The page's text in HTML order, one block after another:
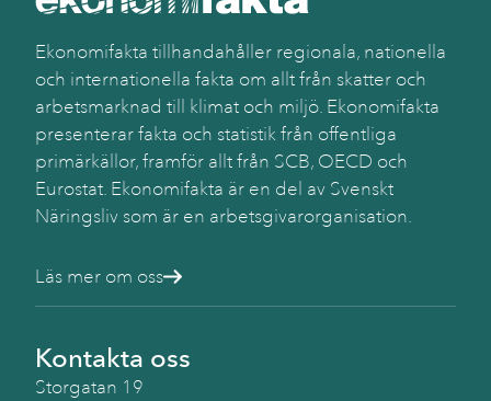
Ekonomifakta tillhandahåller regionala, nationella
och internationella fakta om allt från skatter och
arbetsmarknad till klimat och miljö. Ekonomifakta
presenterar fakta och statistik från offentliga
primärkällor, framför allt från SCB, OECD och
Eurostat. Ekonomifakta är en del av Svenskt
Näringsliv som är en arbetsgivarorganisation.
Läs mer om oss
Kontakta oss
Storgatan 19